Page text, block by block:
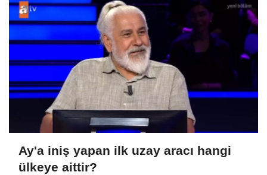
Ay'a iniş yapan ilk uzay aracı hangi
ülkeye aittir?